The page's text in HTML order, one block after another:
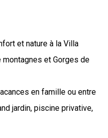
et nature à la Villa
et Gorges de
en famille ou entre
jardin, piscine privative,